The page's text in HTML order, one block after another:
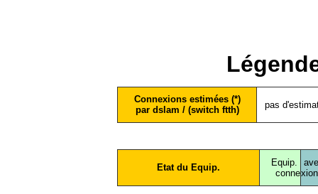
Connexions estimées (*)
par dslam / (switch ftth)
pas
Etat du Equip.
Equip.
conne